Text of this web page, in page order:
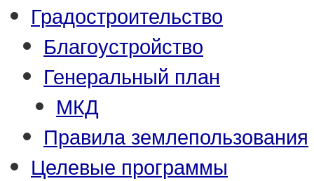
Градостроительство
Благоустройство
Генеральный план
МКД
Правила землепользования
Целевые программы